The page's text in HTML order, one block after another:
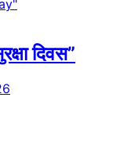
दिवस”